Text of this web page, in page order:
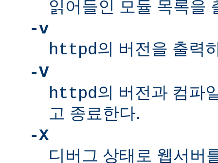
읽어들인 모듈 목록을
-v
httpd의 버전을 출력
-V
httpd의 버전과 컴파
고 종료한다.
-X
디버그 상태로 웹서버